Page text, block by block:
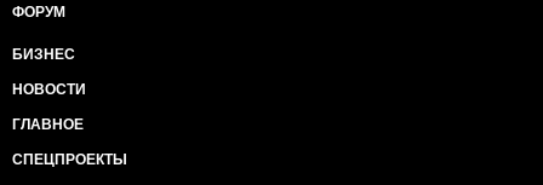
ФОРУМ
БИЗНЕС
НОВОСТИ
ГЛАВНОЕ
СПЕЦПРОЕКТЫ